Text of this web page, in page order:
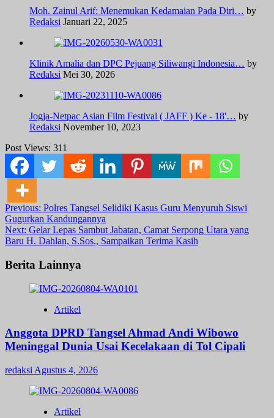
Moh. Zainul Arif: Menemukan Kedamaian Pada Diri… by
Redaksi Januari 22, 2025
Klinik Amalia dan DPC Pejuang Siliwangi Indonesia… by
Redaksi Mei 30, 2026
Jogja-Netpac Asian Film Festival ( JAFF ) Ke - 18'… by
Redaksi November 10, 2023
Post Views: 311
Post
navigation
Previous: Polres Tangsel Selidiki Kasus Guru Menyuruh Siswi
Gugurkan Kandungannya
Next: Gelar Lepas Sambut Jabatan, Camat Serpong Utara yang
Baru H. Dahlan, S.Sos., Sampaikan Terima Kasih
Berita Lainnya
Artikel
Anggota DPRD Tangsel Ahmad Andi Wibowo
Meninggal Dunia Usai Kecelakaan di Tol Cipali
redaksi Agustus 4, 2026
Artikel